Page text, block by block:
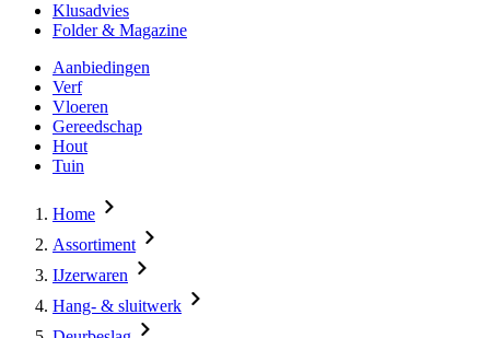
Klusadvies
Folder & Magazine
Aanbiedingen
Verf
Vloeren
Gereedschap
Hout
Tuin
Home
Assortiment
IJzerwaren
Hang- & sluitwerk